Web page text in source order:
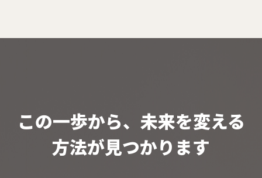
この一歩から、未来を変える
方法が見つかります